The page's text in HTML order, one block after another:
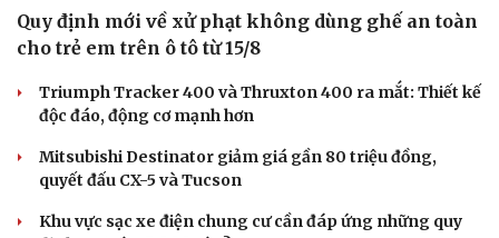
Quy định mới về xử phạt không dùng ghế an toàn
cho trẻ em trên ô tô từ 15/8
Triumph Tracker 400 và Thruxton 400 ra mắt: Thiết kế
độc đáo, động cơ mạnh hơn
Mitsubishi Destinator giảm giá gần 80 triệu đồng,
quyết đấu CX-5 và Tucson
Khu vực sạc xe điện chung cư cần đáp ứng những quy